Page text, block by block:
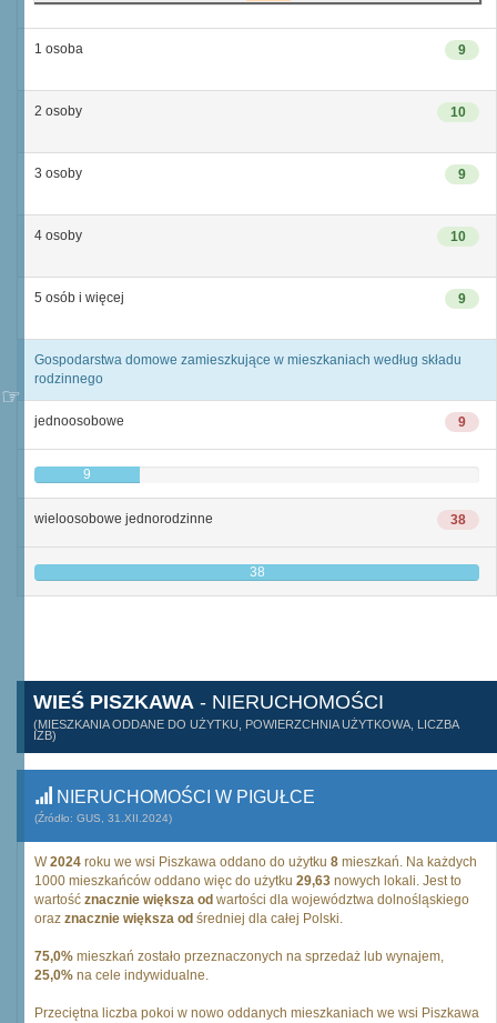
9
1 osoba
10
2 osoby
9
3 osoby
10
4 osoby
9
5 osób i więcej
Gospodarstwa domowe zamieszkujące w mieszkaniach według składu
rodzinnego
9
jednoosobowe
9
38
wieloosobowe jednorodzinne
38
WIEŚ PISZKAWA - NIERUCHOMOŚCI
(MIESZKANIA ODDANE DO UŻYTKU, POWIERZCHNIA UŻYTKOWA, LICZBA
IZB)
NIERUCHOMOŚCI W PIGUŁCE
(Źródło: GUS, 31.XII.2024)
W2024 roku we wsi Piszkawa oddano do użytku 8 mieszkań. Na każdych
1000 mieszkańców oddano więc do użytku 29,63 nowych lokali. Jest to
wartość znacznie większa od wartości dla województwa dolnośląskiego
oraz znacznie większa od średniej dla całej Polski.
75,0% mieszkań zostało przeznaczonych na sprzedaż lub wynajem,
25,0% na cele indywidualne.
Przeciętna liczba pokoi w nowo oddanych mieszkaniach we wsi Piszkawa